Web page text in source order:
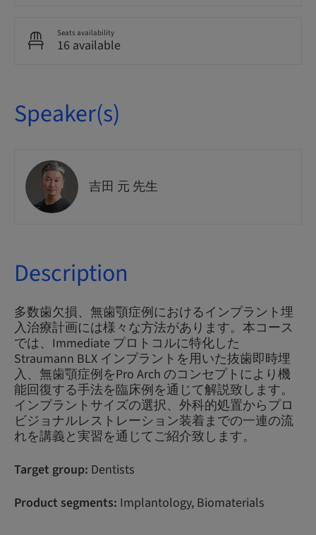
Seats availability
16 available
Speaker(s)
吉田 元 先生
Description
多数歯欠損、無歯顎症例におけるインプラント埋
入治療計画には様々な方法があります。本コース
では、Immediate プロトコルに特化した
Straumann BLX インプラントを用いた抜歯即時埋
入、無歯顎症例をPro Arch のコンセプトにより機
能回復する手法を臨床例を通じて解説致します。
インプラントサイズの選択、外科的処置からプロ
ビジョナルレストレーション装着までの一連の流
れを講義と実習を通じてご紹介致します。
Target group: Dentists
Product segments: Implantology, Biomaterials